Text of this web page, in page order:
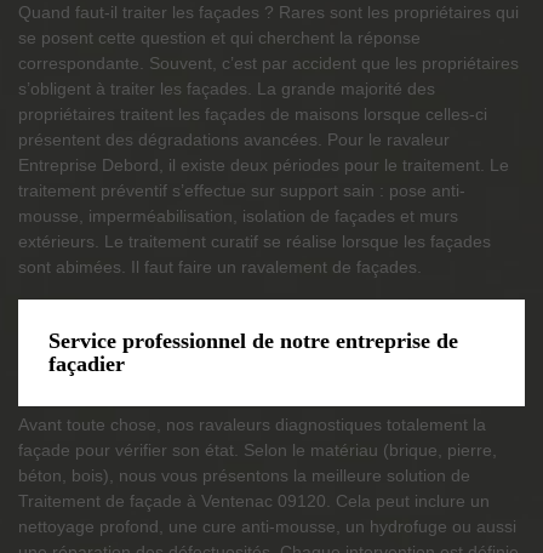
Quand faut-il traiter les façades ? Rares sont les propriétaires qui
se posent cette question et qui cherchent la réponse
correspondante. Souvent, c’est par accident que les propriétaires
s’obligent à traiter les façades. La grande majorité des
propriétaires traitent les façades de maisons lorsque celles-ci
présentent des dégradations avancées. Pour le ravaleur
Entreprise Debord, il existe deux périodes pour le traitement. Le
traitement préventif s’effectue sur support sain : pose anti-
mousse, imperméabilisation, isolation de façades et murs
extérieurs. Le traitement curatif se réalise lorsque les façades
sont abimées. Il faut faire un ravalement de façades.
Service professionnel de notre entreprise de
façadier
Avant toute chose, nos ravaleurs diagnostiques totalement la
façade pour vérifier son état. Selon le matériau (brique, pierre,
béton, bois), nous vous présentons la meilleure solution de
Traitement de façade à Ventenac 09120. Cela peut inclure un
nettoyage profond, une cure anti-mousse, un hydrofuge ou aussi